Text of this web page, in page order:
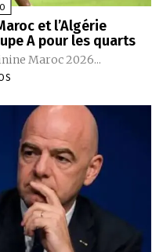
et l’Algérie
A pour les quarts
Maroc 2026...